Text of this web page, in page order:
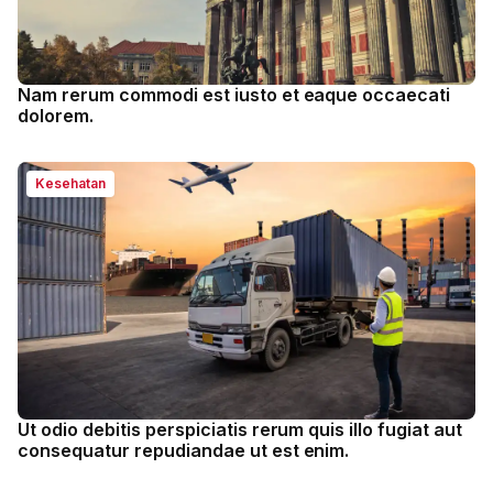
Nam rerum commodi est iusto et eaque occaecati
dolorem.
Kesehatan
Ut odio debitis perspiciatis rerum quis illo fugiat aut
consequatur repudiandae ut est enim.